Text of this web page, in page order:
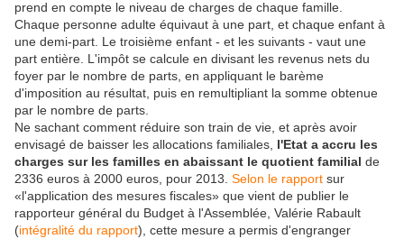
prend en compte le niveau de charges de chaque famille.
Chaque personne adulte équivaut à une part, et chaque enfant à
une demi-part. Le troisième enfant - et les suivants - vaut une
part entière. L'impôt se calcule en divisant les revenus nets du
foyer par le nombre de parts, en appliquant le barème
d'imposition au résultat, puis en remultipliant la somme obtenue
par le nombre de parts.
Ne sachant comment réduire son train de vie, et après avoir
envisagé de baisser les allocations familiales l'Etat a accru les
charges sur les familles en abaissant le quotient familial de
2336 euros à 2000 euros, pour 2013. Selon le rapport sur
«l'application des mesures fiscales» que vient de publier le
rapporteur général du Budget à l'Assemblée, Valérie Rabault
(intégralité du rapport), cette mesure a permis d'engranger